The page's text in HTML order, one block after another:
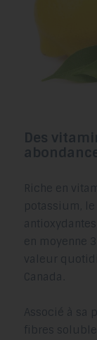
Des
Riche en
potassium,
en moyenne
valeur
Canada.
Associé à sa
fibres